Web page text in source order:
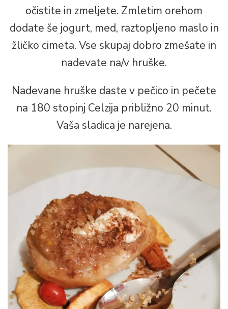
očistite in zmeljete. Zmletim orehom
dodate še jogurt, med, raztopljeno maslo in
žličko cimeta. Vse skupaj dobro zmešate in
nadevate na/v hruške.
Nadevane hruške daste v pečico in pečete
na 180 stopinj Celzija približno 20 minut.
Vaša sladica je narejena.